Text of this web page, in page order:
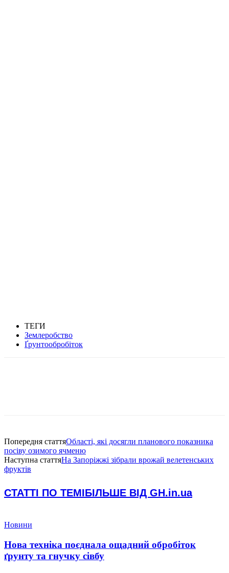
ТЕГИ
Землеробство
Ґрунтообробіток
Попередня статтяОбласті, які досягли планового показника
посіву озимого ячменю
Наступна статтяНа Запоріжжі зібрали врожай велетенських
фруктів
СТАТТІ ПО ТЕМІБІЛЬШЕ ВІД GH.in.ua
Новини
Нова техніка поєднала ощадний обробіток
ґрунту та гнучку сівбу